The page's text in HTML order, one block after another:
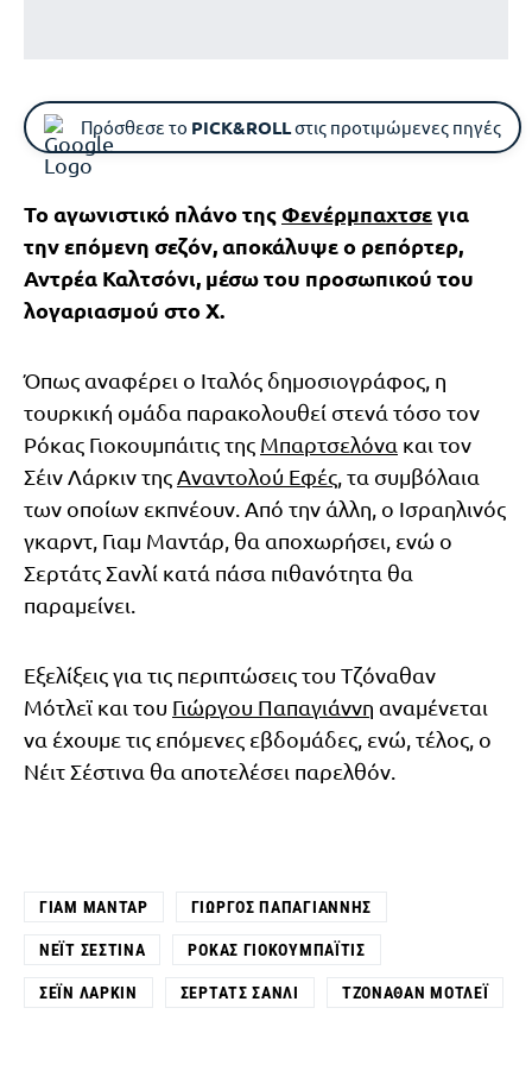
Πρόσθεσε το PICK&ROLLστις προτιμώμενες πηγές
Το αγωνιστικό πλάνο τηςΦενέρμπαχτσεγια
την επόμενη σεζόν, αποκάλυψε ο ρεπόρτερ,
Αντρέα Καλτσόνι, μέσω του προσωπικού του
λογαριασμού στο Χ.
Όπως αναφέρει ο Ιταλός δημοσιογράφος, η
τουρκική ομάδα παρακολουθεί στενά τόσο τον
Ρόκας Γιοκουμπάιτις της Μπαρτσελόνα και τον
Σέιν Λάρκιν της Αναντολού Εφές , τα συμβόλαια
των οποίων εκπνέουν. Από την άλλη, ο Ισραηλινός
γκαρντ, Γιαμ Μαντάρ, θα αποχωρήσει, ενώ ο
Σερτάτς Σανλί κατά πάσα πιθανότητα θα
παραμείνει.
Εξελίξεις για τις περιπτώσεις του Τζόναθαν
Μότλεϊ και του Γιώργου Παπαγιάννη αναμένεται
να έχουμε τις επόμενες εβδομάδες, ενώ, τέλος, ο
Νέιτ Σέστινα θα αποτελέσει παρελθόν.
ΓΙΑΜ ΜΑΝΤΆΡ ΓΙΏΡΓΟΣ ΠΑΠΑΓΙΆΝΝΗΣ
ΝΈΙΤ ΣΕΣΤΊΝΑ ΡΌΚΑΣ ΓΙΟΚΟΥΜΠΆΙΤΙΣ
ΣΈΙΝ ΛΆΡΚΙΝ ΣΕΡΤΆΤΣ ΣΑΝΛΊ ΤΖΌΝΑΘΑΝ ΜΌΤΛΕΪ